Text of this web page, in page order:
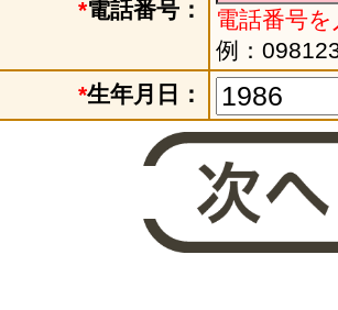
*電話番号：
電話番号
例：
*生年月日：